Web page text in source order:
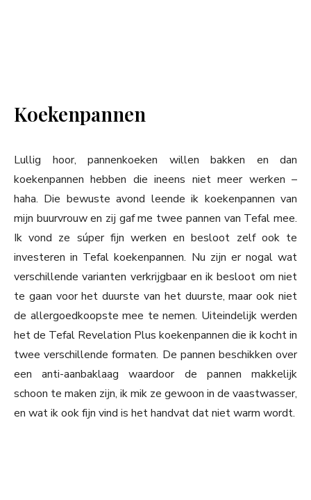
Koekenpannen
Lullig hoor, pannenkoeken willen bakken en dan
koekenpannen hebben die ineens niet meer werken –
haha. Die bewuste avond leende ik koekenpannen van
mijn buurvrouw en zij gaf me twee pannen van Tefal mee.
Ik vond ze súper fijn werken en besloot zelf ook te
investeren in Tefal koekenpannen. Nu zijn er nogal wat
verschillende varianten verkrijgbaar en ik besloot om niet
te gaan voor het duurste van het duurste, maar ook niet
de allergoedkoopste mee te nemen. Uiteindelijk werden
het de Tefal Revelation Plus koekenpannen die ik kocht in
twee verschillende formaten. De pannen beschikken over
een anti-aanbaklaag waardoor de pannen makkelijk
schoon te maken zijn, ik mik ze gewoon in de vaastwasser,
en wat ik ook fijn vind is het handvat dat niet warm wordt.